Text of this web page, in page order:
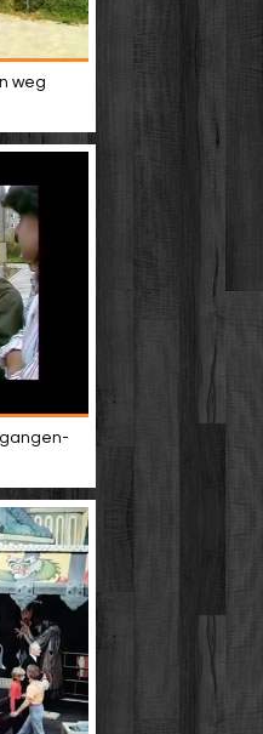
weg